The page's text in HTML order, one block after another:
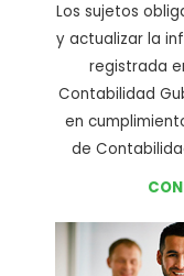
Los sujetos
y actualizar la
registrada
Contabilidad
en
de